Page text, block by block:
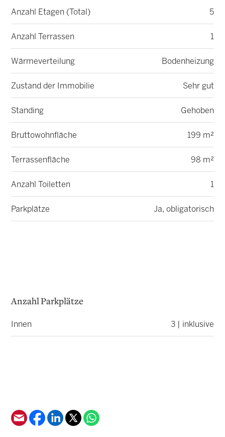
Anzahl Etagen (Total) 5
Anzahl Terrassen 1
Wärmeverteilung Bodenheizung
Zustand der Immobilie Sehr gut
Standing Gehoben
Bruttowohnfläche 199 m²
Terrassenfläche 98 m²
Anzahl Toiletten 1
Parkplätze Ja, obligatorisch
Anzahl Parkplätze
Innen 3 | inklusive